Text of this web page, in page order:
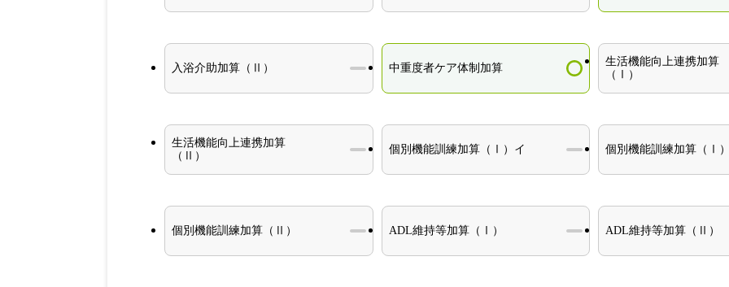
入浴介助加算（Ⅱ） 中重度者ケア体制加算
生活機能向上連携加算
（Ⅰ）
生活機能向上連携加算
（Ⅱ）
個別機能訓練加算（Ⅰ）イ 個別機能訓練加算（Ⅰ
個別機能訓練加算（Ⅱ） ADL維持等加算（Ⅰ） ADL維持等加算（Ⅱ）